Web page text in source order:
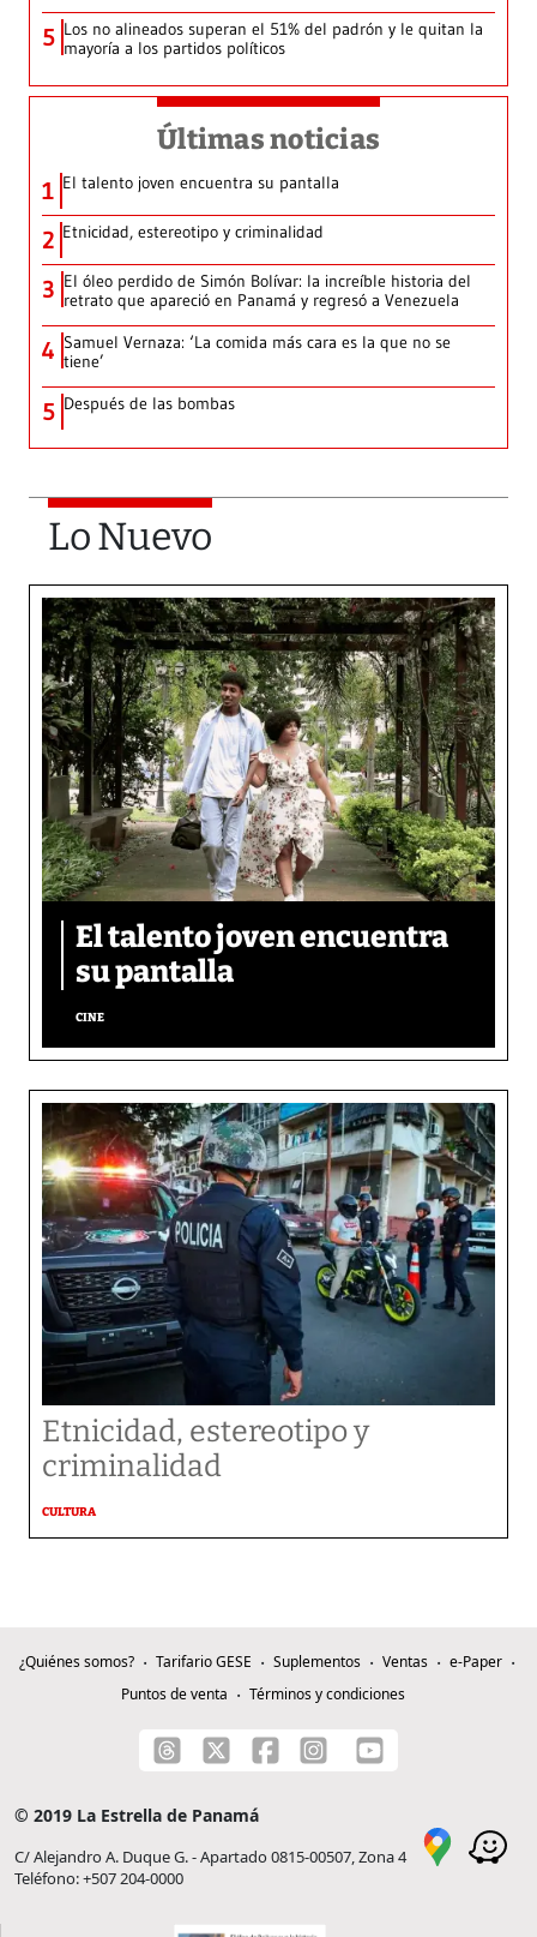
5 Los no alineados superan el 51% del padrón y le quitan la
mayoría a los partidos políticos
Últimas noticias
1 El talento joven encuentra su pantalla​
2 Etnicidad, estereotipo y criminalidad
3 El óleo perdido de Simón Bolívar: la increíble historia del
retrato que apareció en Panamá y regresó a Venezuela
4 Samuel Vernaza: ‘La comida más cara es la que no se
tiene’
5 Después de las bombas
Lo Nuevo
El talento joven encuentra
su pantalla​
CINE
Etnicidad, estereotipo y
criminalidad
CULTURA
¿Quiénes somos? Tarifario GESE Suplementos Ventas
e-Paper
Puntos de venta
Términos y condiciones
© 2019 La Estrella de Panamá
C/ Alejandro A. Duque G. - Apartado 0815-00507, Zona 4
Teléfono: +507 204-0000